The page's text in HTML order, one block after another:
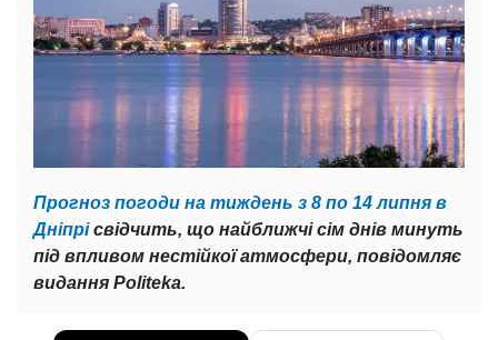
Прогноз погоди на тиждень з 8 по 14 липня в
Дніпрісвідчить, що найближчі сім днів минуть
під впливом нестійкої атмосфери, повідомляє
видання Politeka.